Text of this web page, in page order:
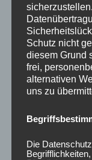
20x Radmutter
1,25 x 35 mm
Kegelbund 60°
35,00
mit
Schutz nicht
diesem Grund
frei,
alternativen
uns zu
Die